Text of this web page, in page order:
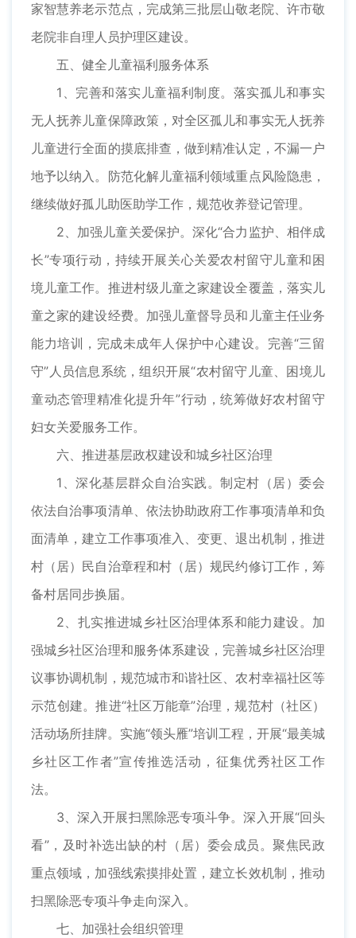
家智慧养老示范点，完成第三批层山敬老院、许市敬
老院非自理人员护理区建设。
五、健全儿童福利服务体系
1、完善和落实儿童福利制度。落实孤儿和事实
无人抚养儿童保障政策，对全区孤儿和事实无人抚养
儿童进行全面的摸底排查，做到精准认定，不漏一户
地予以纳入。防范化解儿童福利领域重点风险隐患，
继续做好孤儿助医助学工作，规范收养登记管理。
2、加强儿童关爱保护。深化“合力监护、相伴成
长”专项行动，持续开展关心关爱农村留守儿童和困
境儿童工作。推进村级儿童之家建设全覆盖，落实儿
童之家的建设经费。加强儿童督导员和儿童主任业务
能力培训，完成未成年人保护中心建设。完善“三留
守”人员信息系统，组织开展“农村留守儿童、困境儿
童动态管理精准化提升年”行动，统筹做好农村留守
妇女关爱服务工作。
六、推进基层政权建设和城乡社区治理
1、深化基层群众自治实践。制定村（居）委会
依法自治事项清单、依法协助政府工作事项清单和负
面清单，建立工作事项准入、变更、退出机制，推进
村（居）民自治章程和村（居）规民约修订工作，筹
备村居同步换届。
2、扎实推进城乡社区治理体系和能力建设。加
强城乡社区治理和服务体系建设，完善城乡社区治理
议事协调机制，规范城市和谐社区、农村幸福社区等
示范创建。推进“社区万能章”治理，规范村（社区）
活动场所挂牌。实施“领头雁”培训工程，开展“最美城
乡社区工作者”宣传推选活动，征集优秀社区工作
法。
3、深入开展扫黑除恶专项斗争。深入开展“回头
看”，及时补选出缺的村（居）委会成员。聚焦民政
重点领域，加强线索摸排处置，建立长效机制，推动
扫黑除恶专项斗争走向深入。
七、加强社会组织管理